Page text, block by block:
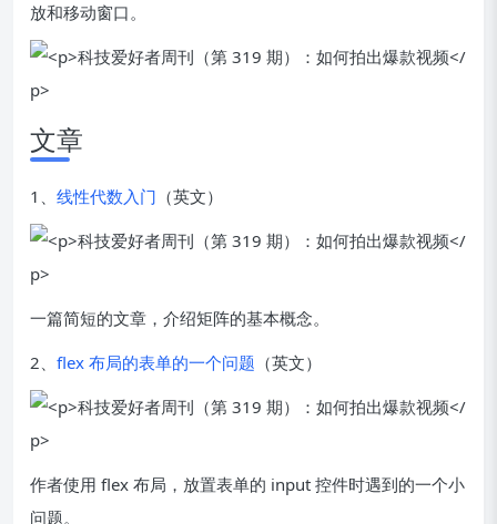
放和移动窗口。
文章
1、 线性代数入门 （英文）
一篇简短的文章，介绍矩阵的基本概念。
2、 flex 布局的表单的一个问题 （英文）
作者使用 flex 布局，放置表单的 input 控件时遇到的一个小
问题。